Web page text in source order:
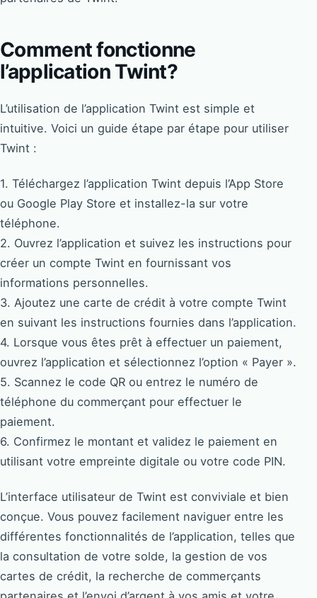
Comment fonctionne
l’application Twint?
L’utilisation de l’application Twint est simple et
intuitive. Voici un guide étape par étape pour utiliser
Twint :
1. Téléchargez l’application Twint depuis l’App Store
ou Google Play Store et installez-la sur votre
téléphone.
2. Ouvrez l’application et suivez les instructions pour
créer un compte Twint en fournissant vos
informations personnelles.
3. Ajoutez une carte de crédit à votre compte Twint
en suivant les instructions fournies dans l’application.
4. Lorsque vous êtes prêt à effectuer un paiement,
ouvrez l’application et sélectionnez l’option « Payer ».
5. Scannez le code QR ou entrez le numéro de
téléphone du commerçant pour effectuer le
paiement.
6. Confirmez le montant et validez le paiement en
utilisant votre empreinte digitale ou votre code PIN.
L’interface utilisateur de Twint est conviviale et bien
conçue. Vous pouvez facilement naviguer entre les
différentes fonctionnalités de l’application, telles que
la consultation de votre solde, la gestion de vos
cartes de crédit, la recherche de commerçants